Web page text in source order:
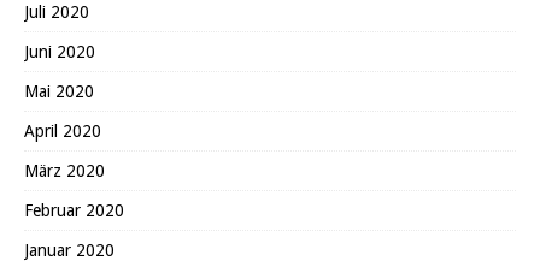
Juli 2020
Juni 2020
Mai 2020
April 2020
März 2020
Februar 2020
Januar 2020